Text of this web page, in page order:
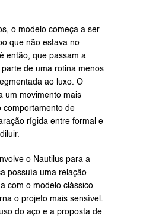
o modelo começa a ser
que não estava no
então, que passam a
de uma rotina menos
ao luxo. O
um movimento mais
comportamento de
rígida entre formal e
o Nautilus para a
possuía uma relação
com o modelo clássico
o projeto mais sensível.
do aço e a proposta de